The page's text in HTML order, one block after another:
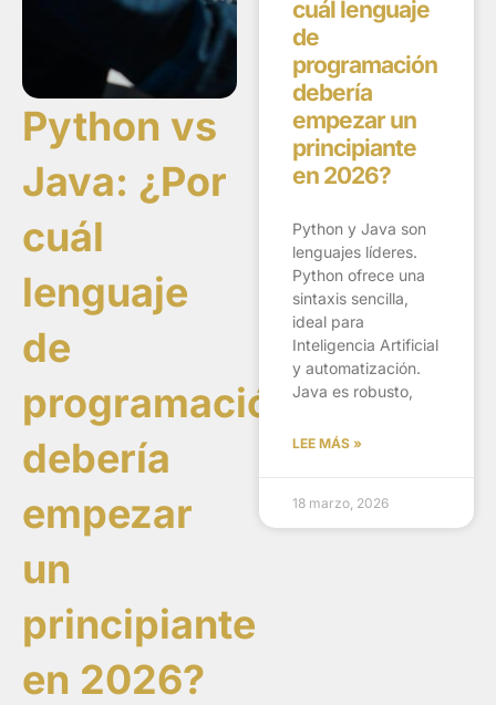
Python vs
Java: ¿Por
cuál
lenguaje
de
programación
debería
empezar
un
principiante
en 2026?
cuál lenguaje
de
programación
debería
empezar un
principiante
en 2026?
Python y Java son
lenguajes líderes.
Python ofrece una
sintaxis sencilla,
ideal para
Inteligencia Artificial
y automatización.
Java es robusto,
LEE MÁS »
18 marzo, 2026